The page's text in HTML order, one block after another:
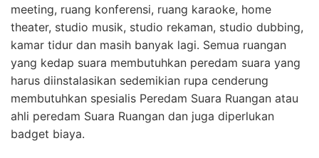
meeting, ruang konferensi, ruang karaoke, home
theater, studio musik, studio rekaman, studio dubbing,
kamar tidur dan masih banyak lagi. Semua ruangan
yang kedap suara membutuhkan peredam suara yang
harus diinstalasikan sedemikian rupa cenderung
membutuhkan spesialis Peredam Suara Ruangan atau
ahli peredam Suara Ruangan dan juga diperlukan
badget biaya.